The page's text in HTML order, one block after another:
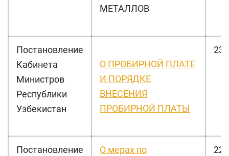
МЕТАЛЛОВ
Постановление
Кабинета
Министров
Республики
Узбекистан
О ПРОБИРНОЙ ПЛАТЕ
И ПОРЯДКЕ
ВНЕСЕНИЯ
ПРОБИРНОЙ ПЛАТЫ
232
Постановление
О мерах по
225